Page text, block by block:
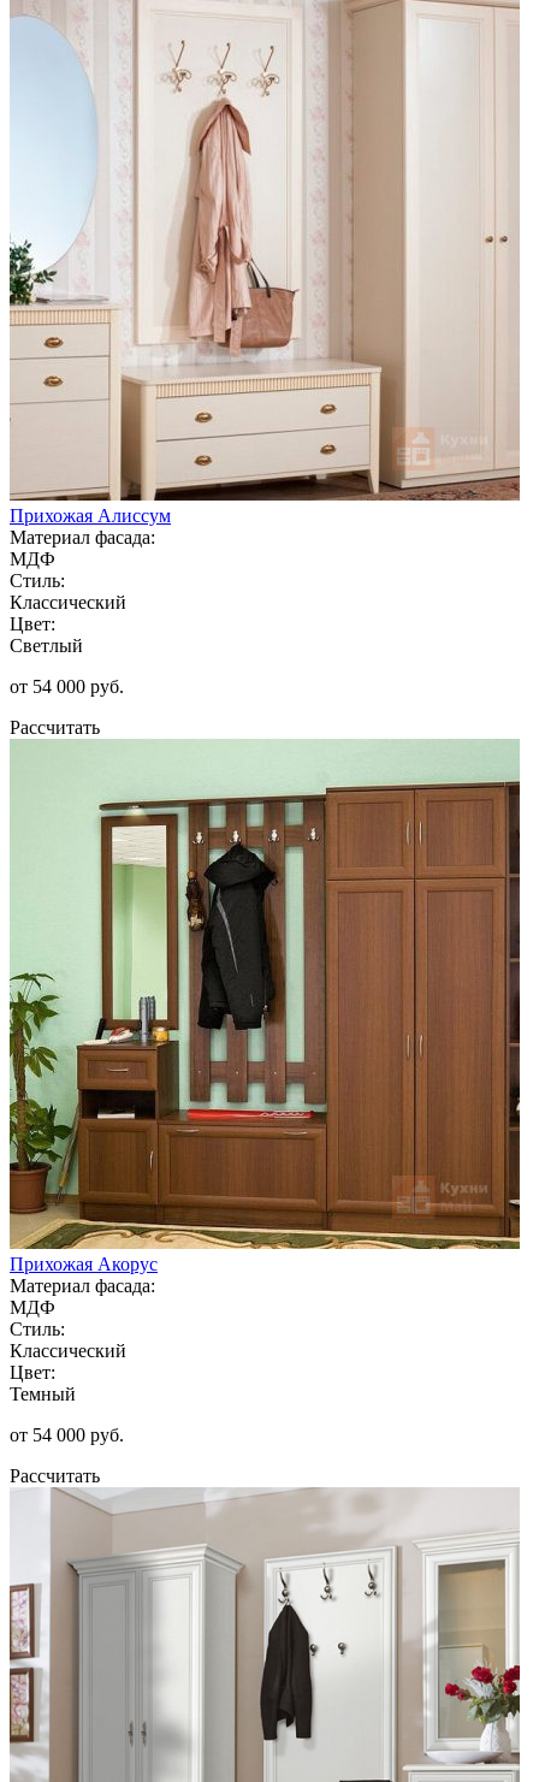
Прихожая Алиссум
Материал фасада:
МДФ
Стиль:
Классический
Цвет:
Светлый
от 54 000 руб.
Рассчитать
Прихожая Акорус
Материал фасада:
МДФ
Стиль:
Классический
Цвет:
Темный
от 54 000 руб.
Рассчитать